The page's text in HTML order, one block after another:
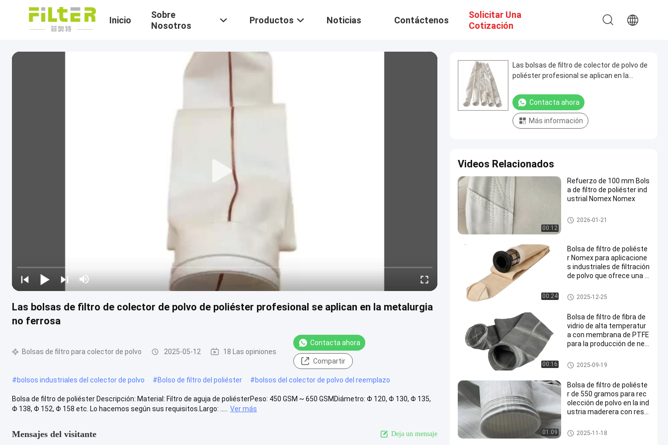
Inicio
Sobre
Nosotros
Productos Noticias Contáctenos
Solicitar Una
Cotización
Las bolsas de filtro de colector de polvo de poliéster profesional se aplican en la metalurgia
no ferrosa
Bolsas de filtro para colector de polvo 2025-05-12 18 Las opiniones
Contacta ahora
Compartir
#bolsos industriales del colector de polvo #Bolso de filtro del poliéster #bolsos del colector de polvo del reemplazo
Bolsa de filtro de poliéster Descripción: Material: Filtro de aguja de poliésterPeso: 450 GSM ~ 650 GSMDiámetro: Φ 120, Φ 130, Φ 135,
Φ 138, Φ 152, Φ 158 etc. Lo hacemos según sus requisitos.Largo: .....
Ver más
Mensajes del visitante Deja un mensaje
Las bolsas de filtro de colector de polvo de
poliéster profesional se aplican en la
Contacta ahora
Más información
Videos Relacionados
00:12
Refuerzo de 100 mm Bols
a de filtro de poliéster ind
ustrial Nomex Nomex
bolsas de filtro de alta temper
atura
2026-01-21
00:24
Bolsa de filtro de poliéste
r Nomex para aplicacione
s industriales de filtración
de polvo que ofrece una p
ire y resistencia a altas te
mperaturas
Bolsas de filtro para colector d
e polvo
2025-12-25
00:16
Bolsa de filtro de fibra de
vidrio de alta temperatur
a con membrana de PTFE
para la producción de neg
bolsas de filtro de fibra de vidri
o
2025-09-19
01:09
Bolsa de filtro de poliéste
r de 550 gramos para rec
olección de polvo en la ind
ustria maderera con resis
as
Bolso de filtro del poliéster
2025-11-18